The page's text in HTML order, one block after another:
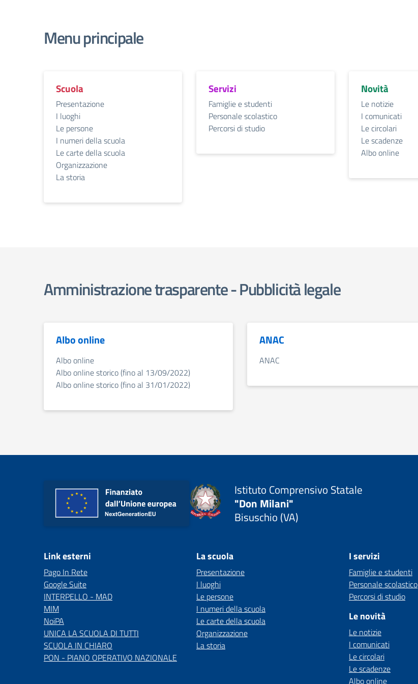
Menu principale
Scuola
Presentazione
I luoghi
Le persone
I numeri della scuola
Le carte della scuola
Organizzazione
La storia
Servizi
Famiglie e studenti
Personale scolastico
Percorsi di studio
Novità
Le notizie
I comunicati
Le circolari
Le scadenze
Albo online
Amministrazione trasparente - Pubblicità legale
Albo online
Albo online
Albo online storico (fino al 13/09/2022)
Albo online storico (fino al 31/01/2022)
ANAC
ANAC
Istituto Comprensivo Statale
"Don Milani"
Bisuschio (VA)
Link esterni
Pago In Rete
Google Suite
INTERPELLO - MAD
MIM
NoiPA
UNICA LA SCUOLA DI TUTTI
SCUOLA IN CHIARO
PON - PIANO OPERATIVO NAZIONALE
La scuola
Presentazione
I luoghi
Le persone
I numeri della scuola
Le carte della scuola
Organizzazione
La storia
I servizi
Famiglie e studenti
Personale scolastico
Percorsi di studio
Le novità
Le notizie
I comunicati
Le circolari
Le scadenze
Albo online